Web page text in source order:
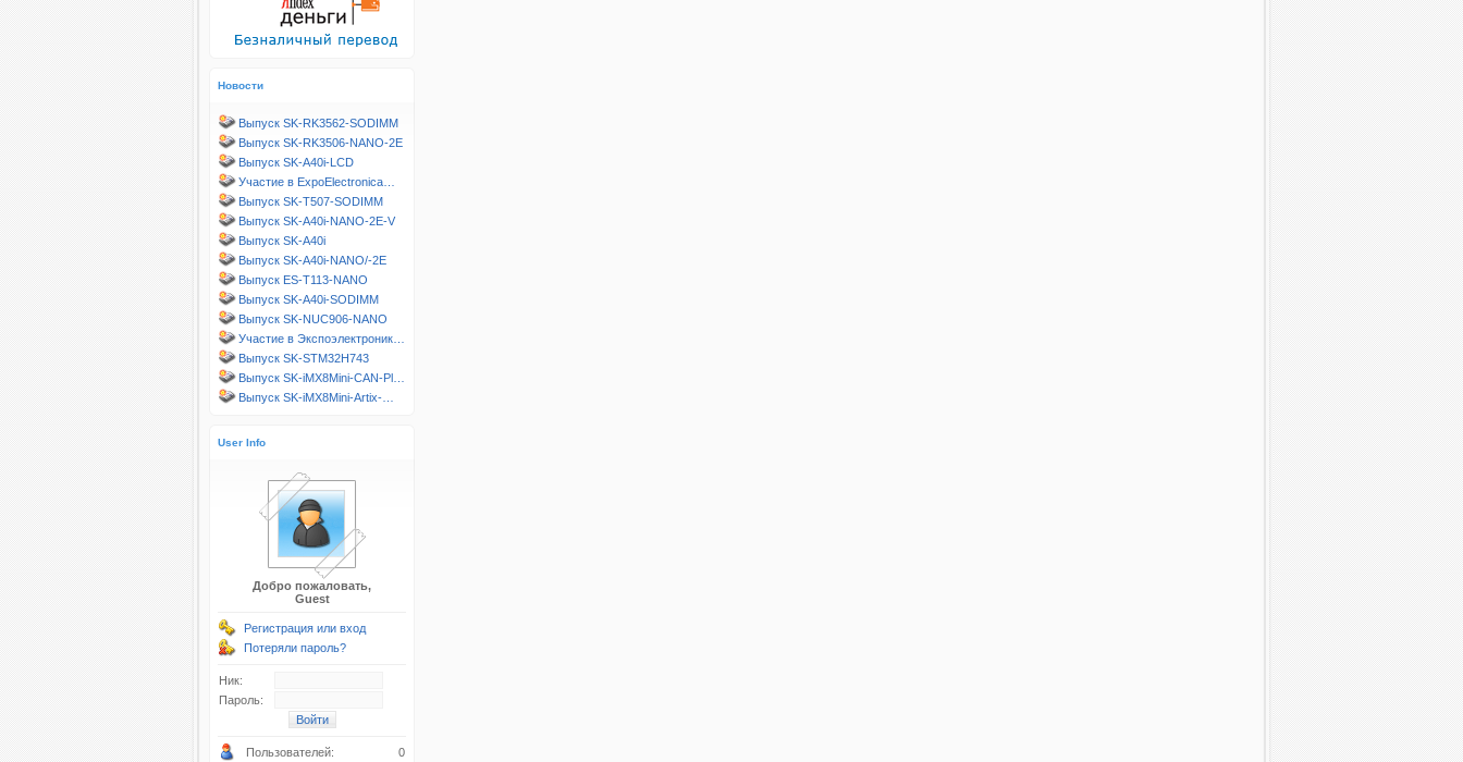
Новости
Выпуск SK-RK3562-SODIMM
Выпуск SK-RK3506-NANO-2E
Выпуск SK-A40i-LCD
Участие в ExpoElectronica…
Выпуск SK-T507-SODIMM
Выпуск SK-A40i-NANO-2E-V
Выпуск SK-A40i
Выпуск SK-A40i-NANO/-2E
Выпуск ES-T113-NANO
Выпуск SK-A40i-SODIMM
Выпуск SK-NUC906-NANO
Участие в Экспоэлектроник…
Выпуск SK-STM32H743
Выпуск SK-iMX8Mini-CAN-Pl…
Выпуск SK-iMX8Mini-Artix-…
User Info
Добро пожаловать,
Guest
Регистрация или вход
Потеряли пароль?
Ник:
Пароль:
Пользователей: 0